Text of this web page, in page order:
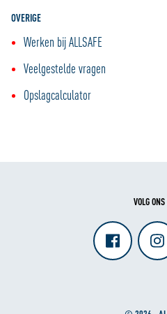
OVERIGE
Werken bij ALLSAFE
Veelgestelde vragen
Opslagcalculator
VOLG